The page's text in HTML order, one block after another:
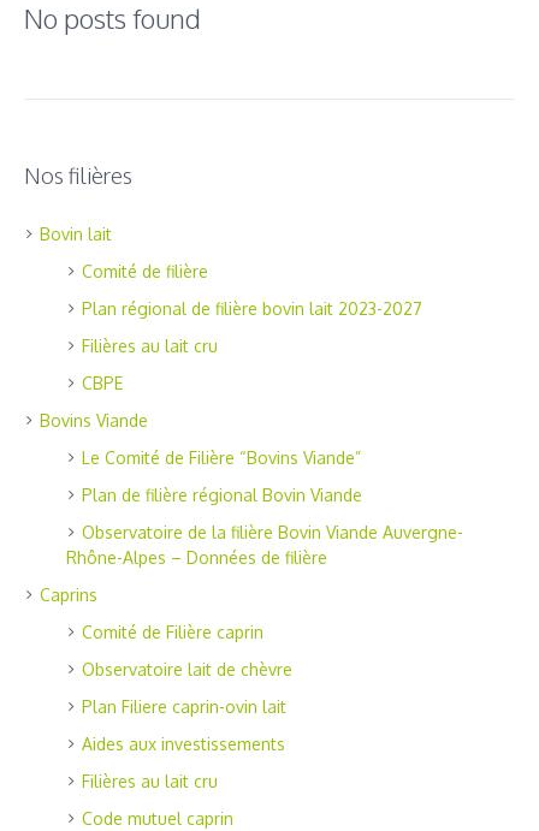
No posts found
Nos filières
Bovin lait
Comité de filière
Plan régional de filière bovin lait 2023-2027
Filières au lait cru
CBPE
Bovins Viande
Le Comité de Filière “Bovins Viande”
Plan de filière régional Bovin Viande
Observatoire de la filière Bovin Viande Auvergne-
Rhône-Alpes – Données de filière
Caprins
Comité de Filière caprin
Observatoire lait de chèvre
Plan Filiere caprin-ovin lait
Aides aux investissements
Filières au lait cru
Code mutuel caprin